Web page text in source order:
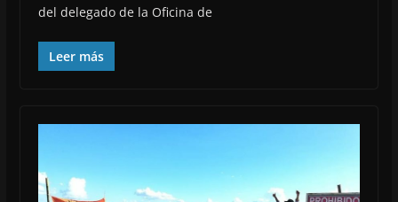
del delegado de la Oficina de
Leer más